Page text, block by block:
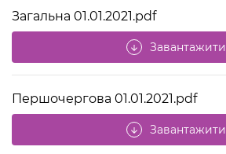
Загальна 01.01.2021.pdf
arrow_downward Завантажити
Першочергова 01.01.2021.pdf
arrow_downward Завантажити